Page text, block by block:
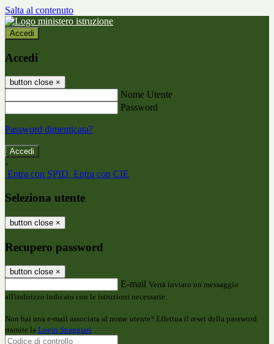
Salta al contenuto
Accedi
Accedi
button close ×
Nome Utente
Password
Password dimenticata?
-
Entra con SPID Entra con CIE
Seleziona utente
button close ×
Recupero password
button close ×
E-mail Verrà inviato un messaggio
all'indirizzo indicato con le istruzioni necessarie.
Non hai una e-mail associata al nome utente? Effettua il reset della password
tramite la Login Spaggiari